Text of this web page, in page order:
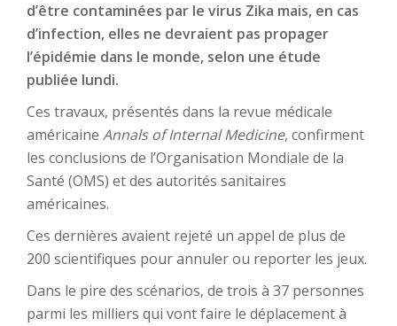
d’être contaminées par le virus Zika mais, en cas
d’infection, elles ne devraient pas propager
l’épidémie dans le monde, selon une étude
publiée lundi.
Ces travaux, présentés dans la revue médicale
américaine Annals of Internal Medicine, confirment
les conclusions de l’Organisation Mondiale de la
Santé (OMS) et des autorités sanitaires
américaines.
Ces dernières avaient rejeté un appel de plus de
200 scientifiques pour annuler ou reporter les jeux.
Dans le pire des scénarios, de trois à 37 personnes
parmi les milliers qui vont faire le déplacement à